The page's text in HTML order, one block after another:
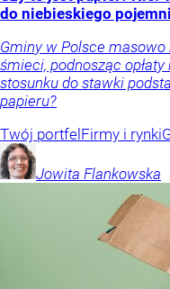
do niebieskiego
Gminy w Polsce masowo
śmieci, podnosząc
stosunku do stawki
papieru?
Twój portfel Firmy i rynki
Jowita Flankowska